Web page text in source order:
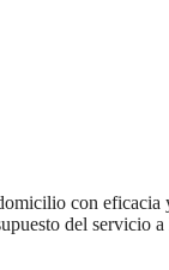
con
del servicio